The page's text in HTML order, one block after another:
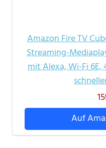
Amazon Fire TV
Streaming-
mit Alexa, Wi-Fi 6E,
Auf